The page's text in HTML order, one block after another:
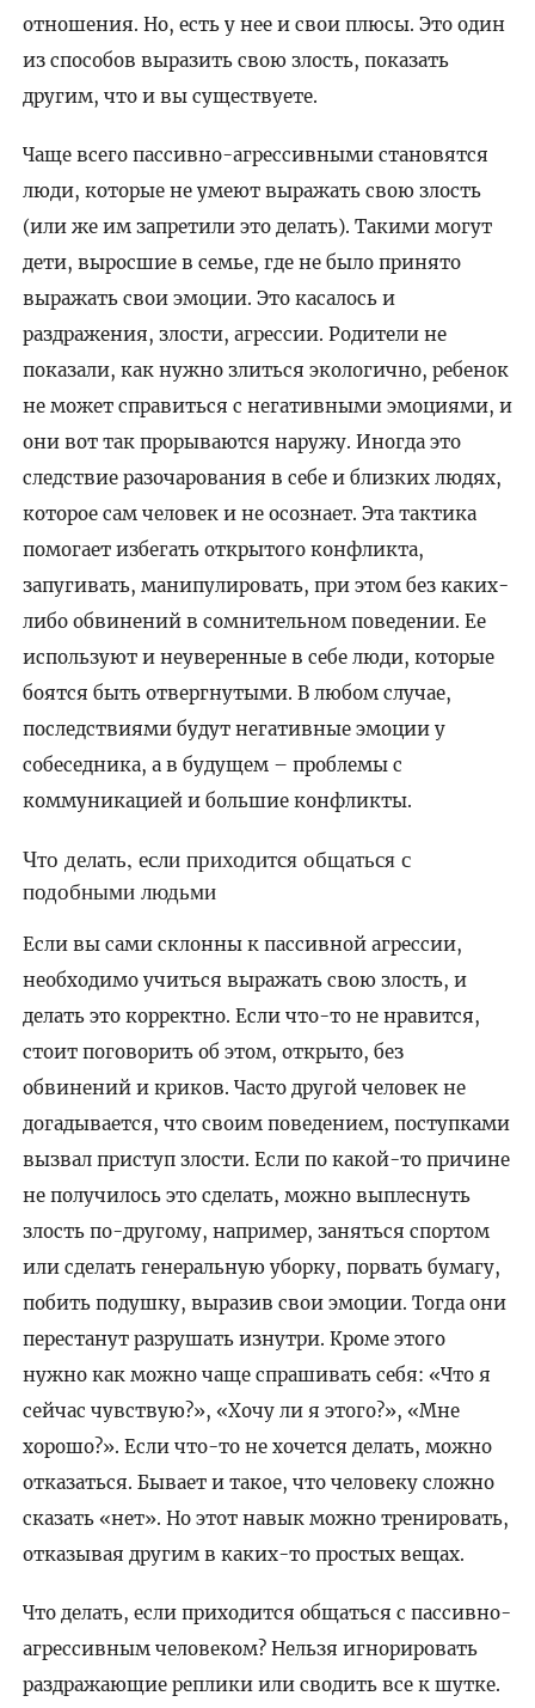
отношения. Но, есть у нее и свои плюсы. Это один
из способов выразить свою злость, показать
другим, что и вы существуете.
Чаще всего пассивно-агрессивными становятся
люди, которые не умеют выражать свою злость
(или же им запретили это делать). Такими могут
дети, выросшие в семье, где не было принято
выражать свои эмоции. Это касалось и
раздражения, злости, агрессии. Родители не
показали, как нужно злиться экологично, ребенок
не может справиться с негативными эмоциями, и
они вот так прорываются наружу. Иногда это
следствие разочарования в себе и близких людях,
которое сам человек и не осознает. Эта тактика
помогает избегать открытого конфликта,
запугивать, манипулировать, при этом без каких-
либо обвинений в сомнительном поведении. Ее
используют и неуверенные в себе люди, которые
боятся быть отвергнутыми. В любом случае,
последствиями будут негативные эмоции у
собеседника, а в будущем – проблемы с
коммуникацией и большие конфликты.
Что делать, если приходится общаться с
подобными людьми
Если вы сами склонны к пассивной агрессии,
необходимо учиться выражать свою злость, и
делать это корректно. Если что-то не нравится,
стоит поговорить об этом, открыто, без
обвинений и криков. Часто другой человек не
догадывается, что своим поведением, поступками
вызвал приступ злости. Если по какой-то причине
не получилось это сделать, можно выплеснуть
злость по-другому, например, заняться спортом
или сделать генеральную уборку, порвать бумагу,
побить подушку, выразив свои эмоции. Тогда они
перестанут разрушать изнутри. Кроме этого
нужно как можно чаще спрашивать себя: «Что я
сейчас чувствую?», «Хочу ли я этого?», «Мне
хорошо?». Если что-то не хочется делать, можно
отказаться. Бывает и такое, что человеку сложно
сказать «нет». Но этот навык можно тренировать,
отказывая другим в каких-то простых вещах.
Что делать, если приходится общаться с пассивно-
агрессивным человеком? Нельзя игнорировать
раздражающие реплики или сводить все к шутке.